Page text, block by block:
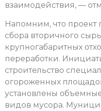
взаимодействия, —
Напомним, что проект
сбора вторичного
крупногабаритных
переработки.
строительство
огороженных
установлены
видов мусора.